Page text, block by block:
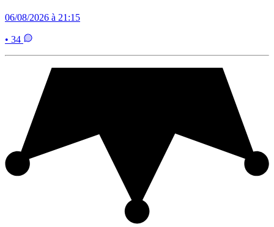
06/08/2026 à 21:15
• 34